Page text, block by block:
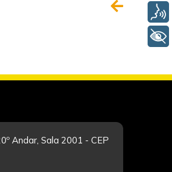
Andar, Sala 2001 - CEP
Voz